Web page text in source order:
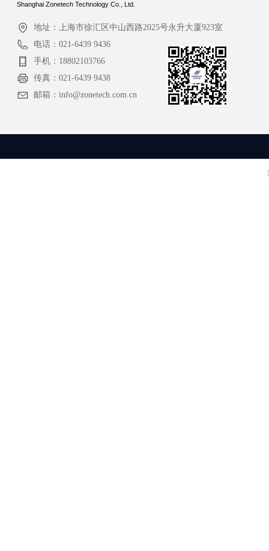
Shanghai Zonetech Technology Co., Ltd.
地址： 上海市徐汇区中山西路2025号永升大厦923室
电话： 021-6439 9436
手机： 18802103766
传真： 021-6439 9438
邮箱： info@zonetech.com.cn